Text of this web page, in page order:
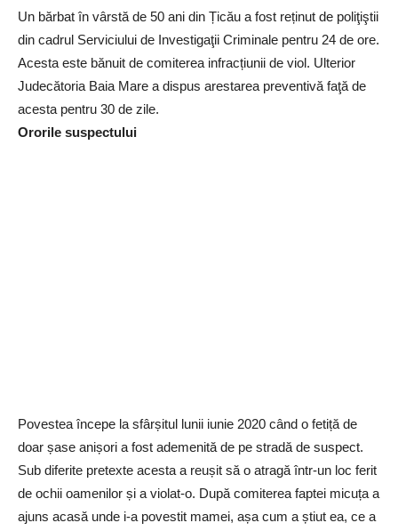
Un bărbat în vârstă de 50 ani din Țicău a fost reținut de poliţiştii
din cadrul Serviciului de Investigaţii Criminale pentru 24 de ore.
Acesta este bănuit de comiterea infracțiunii de viol. Ulterior
Judecătoria Baia Mare a dispus arestarea preventivă faţă de
acesta pentru 30 de zile.
Ororile suspectului
Povestea începe la sfârșitul lunii iunie 2020 când o fetiță de
doar șase anișori a fost ademenită de pe stradă de suspect.
Sub diferite pretexte acesta a reușit să o atragă într-un loc ferit
de ochii oamenilor și a violat-o. După comiterea faptei micuța a
ajuns acasă unde i-a povestit mamei, așa cum a știut ea, ce a